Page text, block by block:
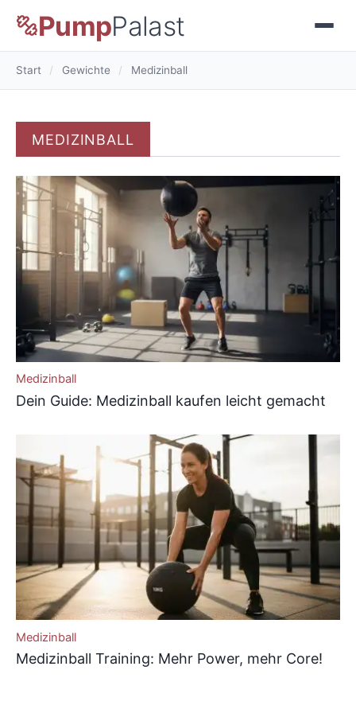
PumpPalast
Start / Gewichte / Medizinball
MEDIZINBALL
Medizinball
Dein Guide: Medizinball kaufen leicht gemacht
Medizinball
Medizinball Training: Mehr Power, mehr Core!